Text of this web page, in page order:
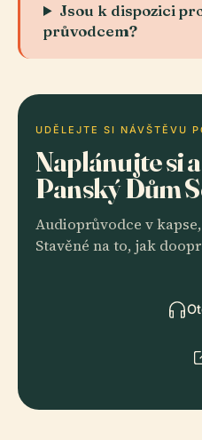
Jsou k dispozici
průvodcem?
UDĚLEJTE SI NÁVŠTĚVU
Naplánujte si
Panský Dům
Audioprůvodce v
Stavěné na to, jak